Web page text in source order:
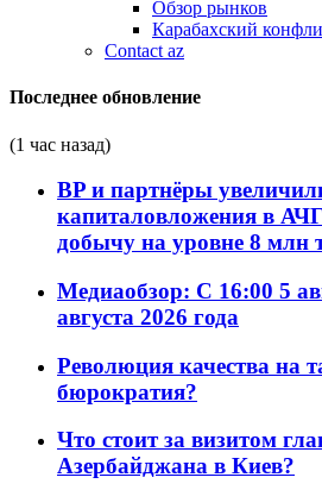
Обзор рынков
Карабахский
Contact az
Последнее обновление
(1 час назад)
BP и партнёры
капиталовложения в
добычу на уровне 8 млн
Медиаобзор: С 16:00 5
августа 2026 года
Революция качества на
бюрократия?
Что стоит за визитом
Азербайджана в Киев?